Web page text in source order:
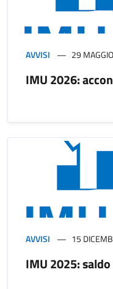
AVVISI 29
IMU 2026:
AVVISI 15
IMU 2025: